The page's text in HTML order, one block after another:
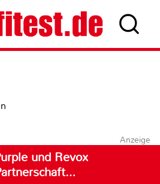
Anzeige
und Revox